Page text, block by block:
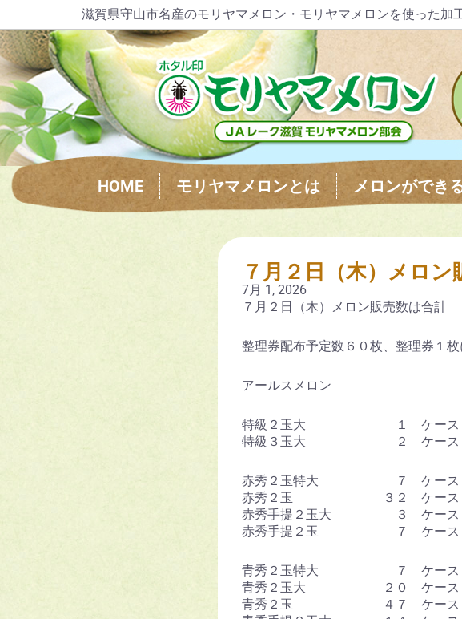
滋賀県守山市名産のモリヤマメロン・モリヤマメロンを使った加
HOME モリヤマメロンとは メロンができ
７月２日（木）メロン
7月 1, 2026
７月２日（木）メロン販売数は合計
整理券配布予定数６０枚、整理券１
アールスメロン
特級２玉大 １ ケース
特級３玉大 ２ ケース
赤秀２玉特大 ７ ケース
赤秀２玉 ３２ ケース
赤秀手提２玉大 ３ ケース
赤秀手提２玉 ７ ケース
青秀２玉特大 ７ ケース
青秀２玉大 ２０ ケース
青秀２玉 ４７ ケース